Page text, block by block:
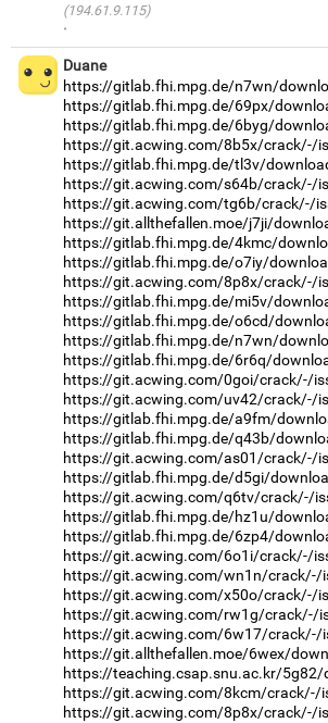
(194.61.9.115)
·
Duane
https://gitlab.fhi.mpg.de/n7wn/
https://gitlab.fhi.mpg.de/69px/
https://gitlab.fhi.mpg.de/6byg/
https://git.acwing.com/8b5x/crack/-/
https://gitlab.fhi.mpg.de/tl3v/
https://git.acwing.com/s64b/crack/-/
https://git.acwing.com/tg6b/crack/-/
https://git.allthefallen.moe/j7ji/
https://gitlab.fhi.mpg.de/4kmc/
https://gitlab.fhi.mpg.de/o7iy/
https://git.acwing.com/8p8x/crack/-/
https://gitlab.fhi.mpg.de/mi5v/
https://gitlab.fhi.mpg.de/o6cd/
https://gitlab.fhi.mpg.de/n7wn/
https://gitlab.fhi.mpg.de/6r6q/
https://git.acwing.com/0goi/crack/-/
https://git.acwing.com/uv42/crack/-/
https://gitlab.fhi.mpg.de/a9fm/
https://gitlab.fhi.mpg.de/q43b/
https://git.acwing.com/as01/crack/-/
https://gitlab.fhi.mpg.de/d5gi/
https://git.acwing.com/q6tv/crack/-/
https://gitlab.fhi.mpg.de/hz1u/
https://gitlab.fhi.mpg.de/6zp4/
https://git.acwing.com/6o1i/crack/-/
https://git.acwing.com/wn1n/crack/-/
https://git.acwing.com/x50o/crack/-/
https://git.acwing.com/rw1g/crack/-/
https://git.acwing.com/6w17/crack/-/
https://git.allthefallen.moe/6wex/
https://teaching.csap.snu.ac.kr/
https://git.acwing.com/8kcm/crack/-/
https://git.acwing.com/8p8x/crack/-/